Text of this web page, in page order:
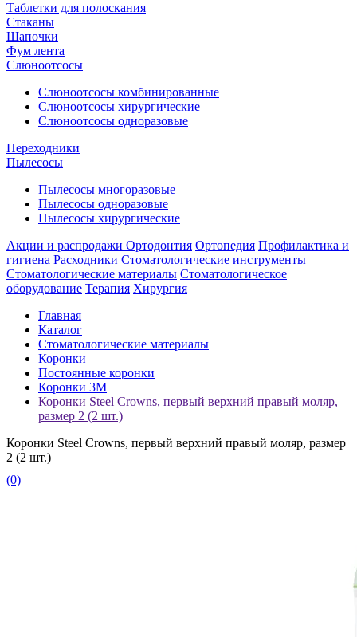
Таблетки для полоскания
Стаканы
Шапочки
Фум лента
Слюноотсосы
Слюноотсосы комбинированные
Слюноотсосы хирургические
Слюноотсосы одноразовые
Переходники
Пылесосы
Пылесосы многоразовые
Пылесосы одноразовые
Пылесосы хирургические
Акции и распродажи Ортодонтия Ортопедия Профилактика и
гигиена Расходники Стоматологические инструменты
Стоматологические материалы Стоматологическое
оборудование Терапия Хирургия
Главная
Каталог
Стоматологические материалы
Коронки
Постоянные коронки
Коронки 3М
Коронки Steel Crowns, первый верхний правый моляр,
размер 2 (2 шт.)
Коронки Steel Crowns, первый верхний правый моляр, размер
2 (2 шт.)
(0)